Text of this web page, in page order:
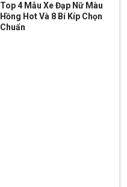
Top 4 Mẫu Xe Đạp Nữ Màu
Hồng Hot Và 8 Bí Kíp Chọn
Chuẩn